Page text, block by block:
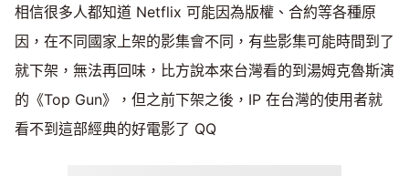
相信很多人都知道 Netflix 可能因為版權、合約等各種原
因，在不同國家上架的影集會不同，有些影集可能時間到了
就下架，無法再回味，比方說本來台灣看的到湯姆克魯斯演
的《Top Gun》，但之前下架之後，IP 在台灣的使用者就
看不到這部經典的好電影了 QQ